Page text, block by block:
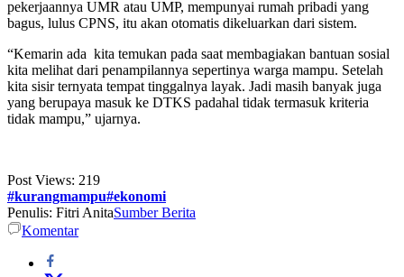
pekerjaannya UMR atau UMP, mempunyai rumah pribadi yang
bagus, lulus CPNS, itu akan otomatis dikeluarkan dari sistem.
“Kemarin ada kita temukan pada saat membagiakan bantuan sosial
kita melihat dari penampilannya sepertinya warga mampu. Setelah
kita sisir ternyata tempat tinggalnya layak. Jadi masih banyak juga
yang berupaya masuk ke DTKS padahal tidak termasuk kriteria
tidak mampu,” ujarnya.
Post Views: 219
#kurangmampu#ekonomi
Penulis: Fitri AnitaSumber Berita
Komentar